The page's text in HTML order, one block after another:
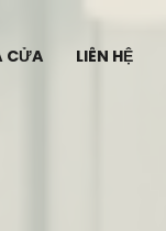
CỬA LIÊN HỆ